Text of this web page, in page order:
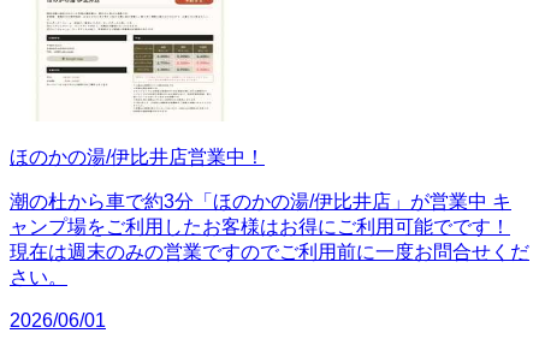
ほのかの湯/伊比井店営業中！
潮の杜から車で約3分「ほのかの湯/伊比井店」が営業中 キ
ャンプ場をご利用したお客様はお得にご利用可能でです！
現在は週末のみの営業ですのでご利用前に一度お問合せくだ
さい。
2026/06/01